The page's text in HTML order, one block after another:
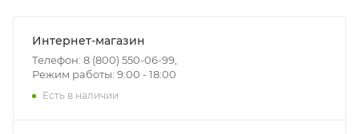
Интернет-магазин
Телефон: 8 (800) 550-06-99,
Режим работы: 9:00 - 18:00
Есть в наличии